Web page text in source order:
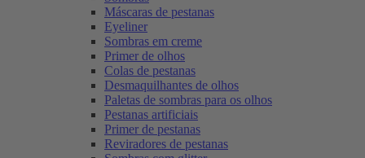
Máscaras de pestanas
Eyeliner
Sombras em creme
Primer de olhos
Colas de pestanas
Desmaquilhantes de olhos
Paletas de sombras para os olhos
Pestanas artificiais
Primer de pestanas
Reviradores de pestanas